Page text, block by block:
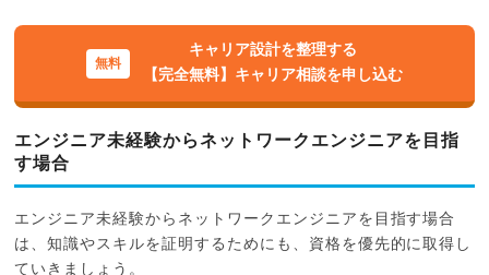
キャリア設計を整理する
【完全無料】キャリア相談を申し込む
エンジニア未経験からネットワークエンジニアを目指
す場合
エンジニア未経験からネットワークエンジニアを目指す場合
は、知識やスキルを証明するためにも、資格を優先的に取得し
ていきましょう。